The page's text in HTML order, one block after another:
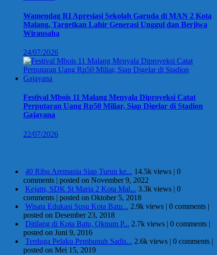
Wamendag RI Apresiasi Sekolah Garuda di MAN 2 Kota
Malang, Targetkan Lahir Generasi Unggul dan Berjiwa
Wirausaha
24/07/2026
Festival Mbois 11 Malang Menyala Diproyeksi Catat
Perputaran Uang Rp50 Miliar, Siap Digelar di Stadion
Gajayana
22/07/2026
40 Ribu Aremania Siap Turun ke... 14.5k views | 0
comments | posted on November 9, 2022
Kejam, SDK St Maria 2 Kota Mal... 3.3k views | 0
comments | posted on Oktober 5, 2018
Wisata Edukasi Susu Kota Batu... 2.9k views | 0 comments |
posted on Desember 23, 2018
Ditilang di Kota Batu, Oknum P... 2.7k views | 0 comments |
posted on Juni 9, 2016
Terduga Pelaku Pembunuh Sadis... 2.6k views | 0 comments |
posted on Mei 15, 2019